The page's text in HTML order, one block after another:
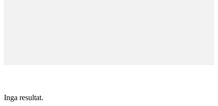
Inga resultat.